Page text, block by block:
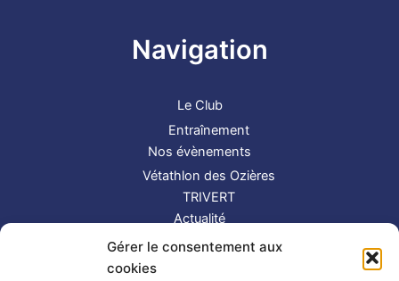
Gérer le consentement aux
cookies
Navigation
Le Club
Entraînement
Nos évènements
Vétathlon des Ozières
TRIVERT
Actualité
Contact